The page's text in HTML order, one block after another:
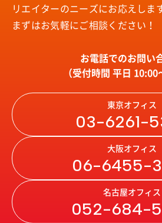
リエイターのニーズにお応えしま
まずはお気軽にご相談ください！
お電話でのお問い
（受付時間 平日 10:00
東京オフィス
03-6261-
大阪オフィス
06-6455-
名古屋オフィス
052-684-